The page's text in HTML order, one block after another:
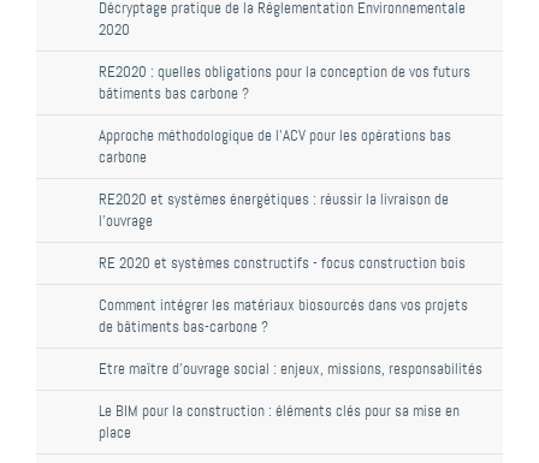
Décryptage pratique de la Réglementation Environnementale
2020
RE2020 : quelles obligations pour la conception de vos futurs
bâtiments bas carbone ?
Approche méthodologique de l’ACV pour les opérations bas
carbone
RE2020 et systèmes énergétiques : réussir la livraison de
l’ouvrage
RE 2020 et systèmes constructifs - focus construction bois
Comment intégrer les matériaux biosourcés dans vos projets
de bâtiments bas-carbone ?
Etre maître d'ouvrage social : enjeux, missions, responsabilités
Le BIM pour la construction : éléments clés pour sa mise en
place